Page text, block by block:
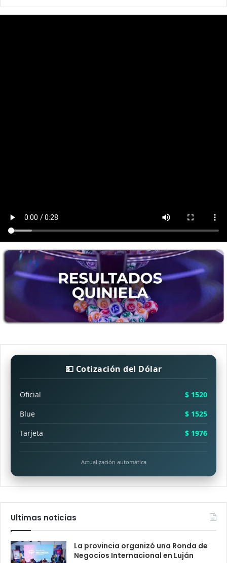
💵 Cotización del Dólar
Oficial
$ 1520
Blue
$ 1525
Tarjeta
$ 1976
Actualización automática
Ultimas noticias
La provincia organizó una Ronda de
Negocios Internacional en Luján